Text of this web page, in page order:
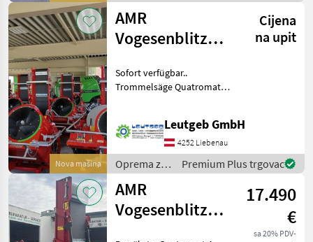
Nova mašina
AMR
Vogesenblitz
Quatromat
Verfügbar!!
Cijena
na upit
Sofort verfügbar..
Trommelsäge Quatromat
Förderband !!! Auch sofort
verfügbar mit kombinierten
Antrieb. Elektromotor und
zap
Leutgeb GmbH
4252 Liebenau
Oprema za
šumu i
obradu
drveta /
AMR
Premium Plus trgovac
AMR
Vogesenblitz
17.490
€
sa 20% PDV-